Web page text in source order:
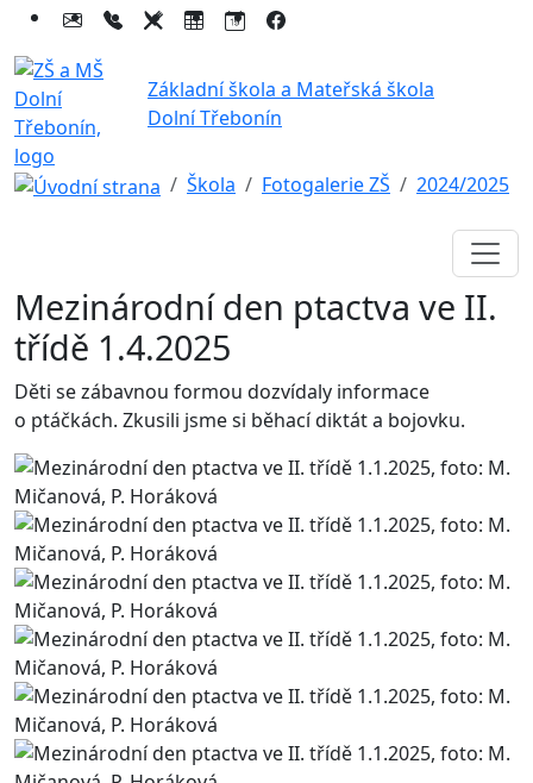
Základní škola a Mateřská škola
Dolní Třebonín
Škola Fotogalerie ZŠ 2024/2025
Mezinárodní den ptactva ve II.
třídě 1.4.2025
Děti se zábavnou formou dozvídaly informace
o ptáčkách. Zkusili jsme si běhací diktát a bojovku.